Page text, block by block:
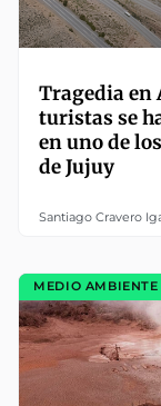
Tragedia
turistas se
en uno de
de Jujuy
Santiago Cravero
MEDIO AMBIENTE